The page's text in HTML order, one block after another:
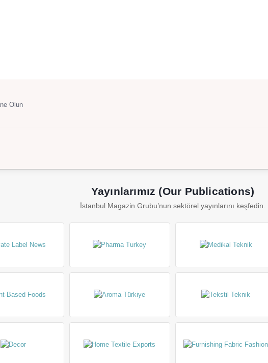
Olun
Yayınlarımız (Our Publications)
İstanbul Magazin Grubu’nun sektörel yayınlarını keşfedin.